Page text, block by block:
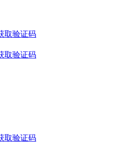
取验证码
取验证码
取验证码